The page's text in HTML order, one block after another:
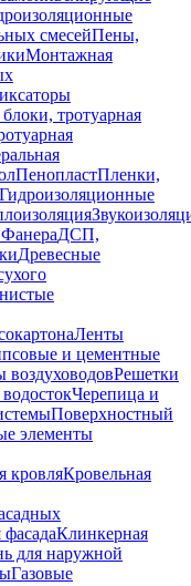
смесейПены,
Монтажная
тротуарная
ПенопластПленки,
Гидроизоляционные
ФанераДСП,
Древесные
Ленты
и цементные
воздуховодовРешетки
Черепица и
Поверхностный
элементы
кровляКровельная
Клинкерная
для наружной
Газовые